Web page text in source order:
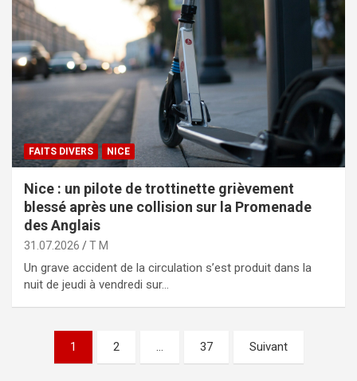
FAITS DIVERS NICE
Nice : un pilote de trottinette grièvement
blessé après une collision sur la Promenade
des Anglais
31.07.2026 T M
Un grave accident de la circulation s’est produit dans la
nuit de jeudi à vendredi sur…
Pagination
1 2 … 37 Suivant